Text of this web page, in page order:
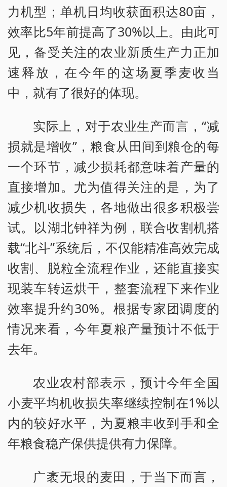
力机型；单机日均收获面积达80亩，
效率比5年前提高了30%以上。由此可
见，备受关注的农业新质生产力正加
速释放，在今年的这场夏季麦收当
中，就有了很好的体现。
实际上，对于农业生产而言，“减
损就是增收”，粮食从田间到粮仓的每
一个环节，减少损耗都意味着产量的
直接增加。尤为值得关注的是，为了
减少机收损失，各地做出很多积极尝
试。以湖北钟祥为例，联合收割机搭
载“北斗”系统后，不仅能精准高效完成
收割、脱粒全流程作业，还能直接实
现装车转运烘干，整套流程下来作业
效率提升约30%。根据专家团调度的
情况来看，今年夏粮产量预计不低于
去年。
农业农村部表示，预计今年全国
小麦平均机收损失率继续控制在1%以
内的较好水平，为夏粮丰收到手和全
年粮食稳产保供提供有力保障。
广袤无垠的麦田，于当下而言，